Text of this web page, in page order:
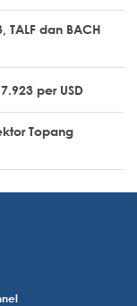
TALF dan BACH
per USD
Topang